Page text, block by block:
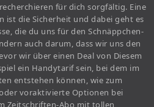
für dich sorgfältig. Eine
ist die Sicherheit und dabei geht es
die du uns für den Schnäppchen-
auch darum, dass wir uns den
wir über einen Deal von Diesem
ein Handytarif sein, bei dem im
entstehen können, wie zum
voraktivierte Optionen bei
Zeitschriften-Abo mit tollen